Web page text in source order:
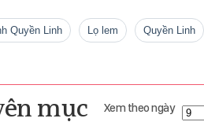
Quyền Linh lọ lem Quyền Linh
mục Xem theo ngày